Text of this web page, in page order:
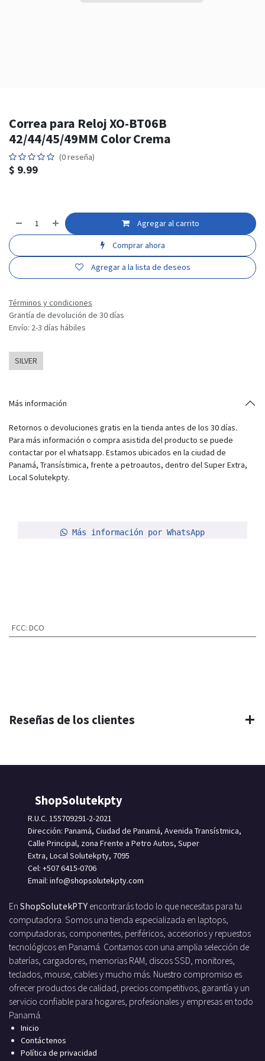
Correa para Reloj XO-BT06B
42/44/45/49MM Color Crema
(0 reseña)
$ 9.99
Agregar al carrito
Comprar ahora
Agregar a la lista de deseos
Términos y condiciones
Grantía de devolución de 30 días
Envío: 2-3 días hábiles
SILVER
Más información
Retornos o devoluciones gratis en la tienda antes de los 30 días.
Para más información o compra asistida del producto se puede
contactar por el whatsapp. Estamos ubicados en la ciudad de
Panamá, Transístimica, frente a petroautos, dentro del Super Extra,
Local Solutekpty.
Más información por WhatsApp
FCC: DCO
Reseñas de los clientes
ShopSolutekpty
R.U.C. 155709291-2-2021
Dirección: Panamá, Ciudad de Panamá, Avenida Transístmica,
Calle Principal, zona Frente a Petro Autos, Super
Extra, Local Solutekpty, 7095
Cel: +507 6415-0706
Email: info@shopsolutekpty.com
En ShopSolutekPTY encontrarás todo lo que necesitas para tu
computadora. Somos una tienda especializada en laptops,
computadoras, componentes, periféricos, accesorios y repuestos
tecnológicos en Panamá. Contamos con una amplia selección de
baterías, cargadores, memorias RAM, discos SSD, monitores,
teclados, mouse, cables y mucho más. Nuestro compromiso es
ofrecer productos de calidad, precios competitivos, garantía y un
servicio confiable para hogares, profesionales y empresas en todo
Panamá.
Inicio
Contáctenos
Política de privacidad